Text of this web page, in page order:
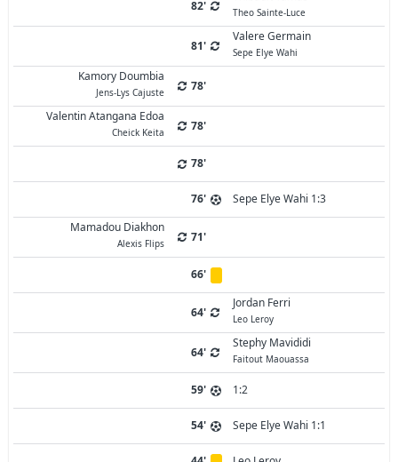
82' Theo Sainte-Luce
81'
Valere Germain
Sepe Elye Wahi
Kamory Doumbia
Jens-Lys Cajuste
78'
Valentin Atangana Edoa
Cheick Keita 78'
78'
76'
Sepe Elye Wahi 1:3
Mamadou Diakhon
Alexis Flips 71'
66'
64'
Jordan Ferri
Leo Leroy
64'
Stephy Mavididi
Faitout Maouassa
59' 1:2
54' Sepe Elye Wahi 1:1